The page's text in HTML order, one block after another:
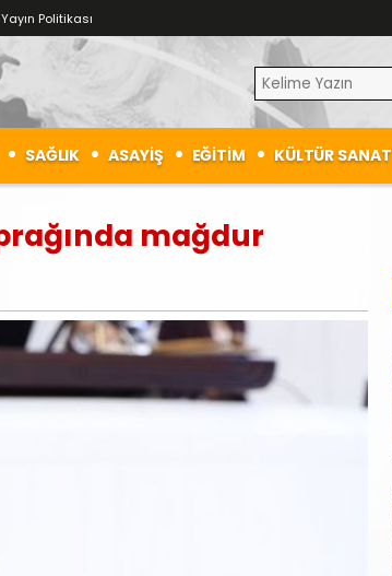
Yayın Politikası
SAĞLIK ASAYİŞ EĞİTİM KÜLTÜR SANAT
mağdur